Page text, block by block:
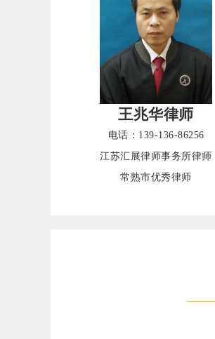
王兆华律师
电话：139-136-86256
江苏汇展律师事务所律师
常熟市优秀律师